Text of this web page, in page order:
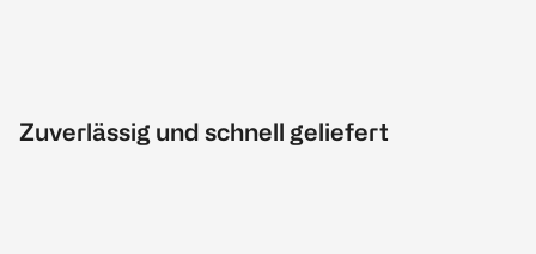
Zuverlässig und schnell geliefert